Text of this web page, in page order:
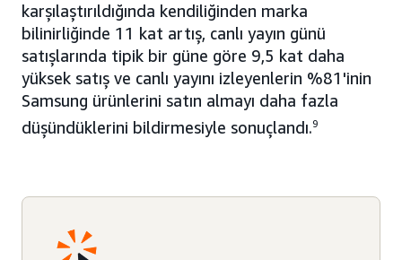
karşılaştırıldığında kendiliğinden marka
bilinirliğinde 11 kat artış, canlı yayın günü
satışlarında tipik bir güne göre 9,5 kat daha
yüksek satış ve canlı yayını izleyenlerin %81'inin
Samsung ürünlerini satın almayı daha fazla
düşündüklerini bildirmesiyle sonuçlandı.9